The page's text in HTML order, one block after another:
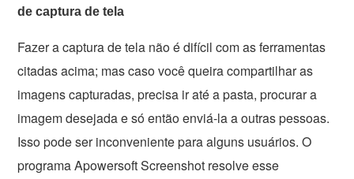
de captura de tela
Fazer a captura de tela não é difícil com as ferramentas
citadas acima; mas caso você queira compartilhar as
imagens capturadas, precisa ir até a pasta, procurar a
imagem desejada e só então enviá-la a outras pessoas.
Isso pode ser inconveniente para alguns usuários. O
programa Apowersoft Screenshot resolve esse